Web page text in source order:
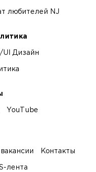
любителей NJ
UI Дизайн
YouTube
Контакты
лента